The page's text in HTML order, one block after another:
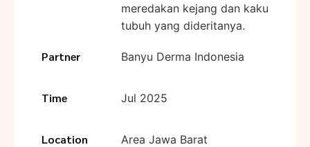
meredakan kejang dan kaku
tubuh yang dideritanya.
Partner Banyu Derma Indonesia
Time Jul 2025
Location Area Jawa Barat